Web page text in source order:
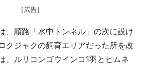
［広告］
、順路「水中トンネル」の次に設け
クジャクの飼育エリアだった所を改
、ルリコンゴウインコ1羽とヒムネ